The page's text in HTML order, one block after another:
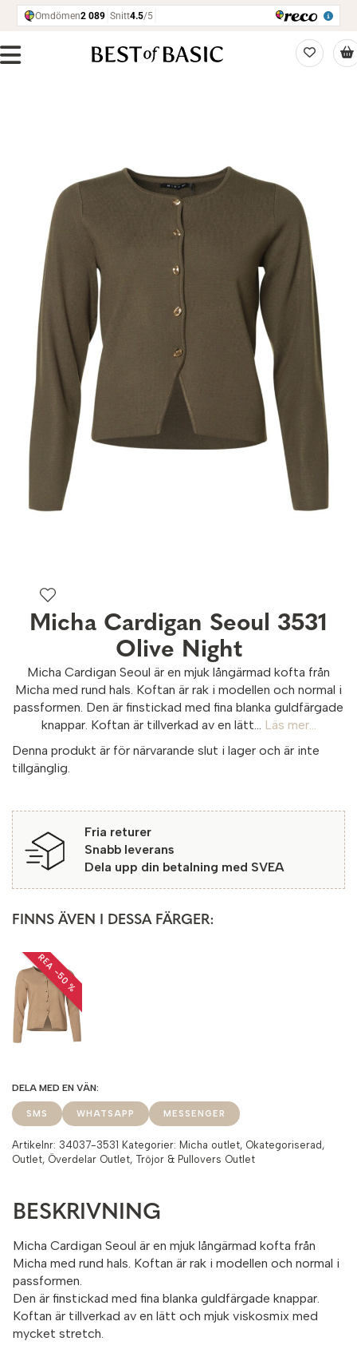
Micha Cardigan Seoul 3531
Olive Night
Micha Cardigan Seoul är en mjuk långärmad kofta från
Micha med rund hals. Koftan är rak i modellen och normal i
passformen. Den är finstickad med fina blanka guldfärgade
knappar. Koftan är tillverkad av en lätt...
Läs mer...
Denna produkt är för närvarande slut i lager och är inte
tillgänglig.
Fria returer
Snabb leverans
Dela upp din betalning med SVEA
FINNS ÄVEN I DESSA FÄRGER:
REA −50 %
SMS WHATSAPP MESSENGER
Artikelnr: 34037-3531 Kategorier: Micha outlet, Okategoriserad ,
Outlet, Överdelar Outlet, Tröjor & Pullovers Outlet
BESKRIVNING
Micha Cardigan Seoul är en mjuk långärmad kofta från
Micha med rund hals. Koftan är rak i modellen och normal i
passformen.
Den är finstickad med fina blanka guldfärgade knappar.
Koftan är tillverkad av en lätt och mjuk viskosmix med
mycket stretch.